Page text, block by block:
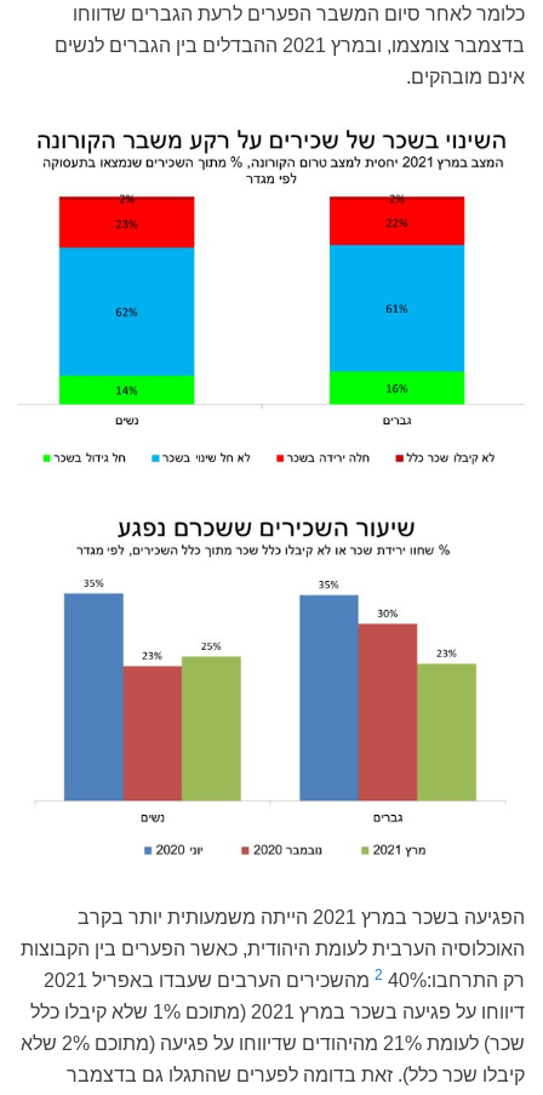
כלומר לאחר סיום המשבר הפערים לרעת הגברים שדווחו
בדצמבר צומצמו, ובמרץ 2021 ההבדלים בין הגברים לנשים
אינם מובהקים.
הפגיעה בשכר במרץ 2021 הייתה משמעותית יותר בקרב
האוכלוסיה הערבית לעומת היהודית, כאשר הפערים בין הקבוצות
רק התרחבו:
2
40% מהשכירים הערבים שעבדו באפריל 2021
דיווחו על פגיעה בשכר במרץ 2021 (מתוכם 1% שלא קיבלו כלל
שכר) לעומת 21% מהיהודים שדיווחו על פגיעה (מתוכם 2% שלא
קיבלו שכר כלל). זאת בדומה לפערים שהתגלו גם בדצמבר